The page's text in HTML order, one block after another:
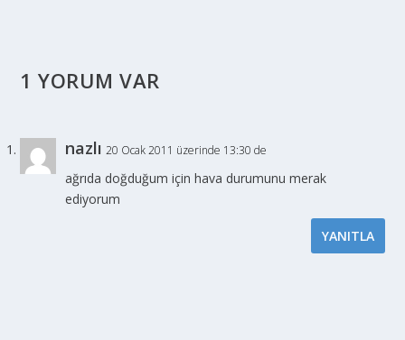
1 YORUM VAR
nazlı 20 Ocak 2011 üzerinde 13:30 de
ağrıda doğduğum için hava durumunu merak
ediyorum
YANITLA